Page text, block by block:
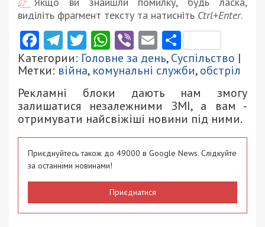
виділіть фрагмент тексту та натисніть Ctrl+Enter.
Facebook
Telegram
Twitter
WhatsApp
ViberEmail
Категории: Головне за день,Суспільство |
Метки: війна, комунальні служби,обстріл
Рекламні блоки дають нам змогу
залишатися незалежними ЗМІ, а вам -
отримувати найсвіжіші новини під ними.
Приєднуйтесь також до 49000 в Google News. Слідкуйте
за останніми новинами!
Приєднатися